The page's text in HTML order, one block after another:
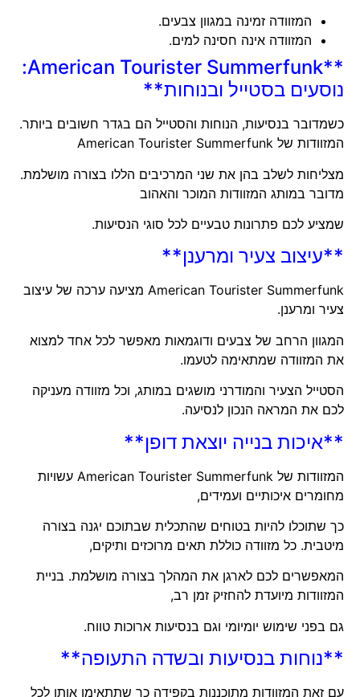
המזוודה זמינה במגוון צבעים.
המזוודה אינה חסינה למים.
**American Tourister Summerfunk:
נוסעים בסטייל ובנוחות**
כשמדובר בנסיעות, הנוחות והסטייל הם בגדר חשובים ביותר.
המזוודות של American Tourister Summerfunk
מצליחות לשלב בהן את שני המרכיבים הללו בצורה מושלמת.
מדובר במותג המזוודות המוכר והאהוב
שמציע לכם פתרונות טבעיים לכל סוגי הנסיעות.
**עיצוב צעיר ומרענן**
American Tourister Summerfunk מציעה ערכה של עיצוב
צעיר ומרענן.
המגוון הרחב של צבעים ודוגמאות מאפשר לכל אחד למצוא
את המזוודה שמתאימה לטעמו.
הסטייל הצעיר והמודרני מושגים במותג, וכל מזוודה מעניקה
לכם את המראה הנכון לנסיעה.
**איכות בנייה יוצאת דופן**
המזוודות של American Tourister Summerfunk עשויות
מחומרים איכותיים ועמידים,
כך שתוכלו להיות בטוחים שהתכלית שבתוכם יגנה בצורה
מיטבית. כל מזוודה כוללת תאים מרוכזים ותיקים,
המאפשרים לכם לארגן את המהלך בצורה מושלמת. בניית
המזוודות מיועדת להחזיק זמן רב,
גם בפני שימוש יומיומי וגם בנסיעות ארוכות טווח.
**נוחות בנסיעות ובשדה התעופה**
עם זאת המזוודות מתוכננות בקפידה כך שתתאימו אותן לכל